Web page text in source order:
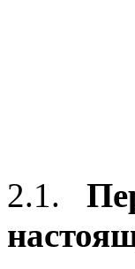
2.1.